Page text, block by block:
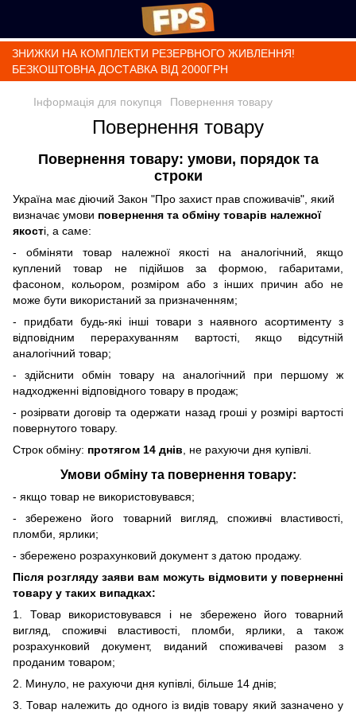
ЗНИЖКИ НА КОМПЛЕКТИ РЕЗЕРВНОГО ЖИВЛЕННЯ!
БЕЗКОШТОВНА ДОСТАВКА ВІД 2000ГРН
Інформація для покупця Повернення товару
Повернення товару
Повернення товару: умови, порядок та
строки
Україна має діючий Закон "Про захист прав споживачів", який
визначає умови повернення та обміну товарів належної
якості, а саме:
- обміняти товар належної якості на аналогічний, якщо
куплений товар не підійшов за формою, габаритами,
фасоном, кольором, розміром або з інших причин або не
може бути використаний за призначенням;
- придбати будь-які інші товари з наявного асортименту з
відповідним перерахуванням вартості, якщо відсутній
аналогічний товар;
- здійснити обмін товару на аналогічний при першому ж
надходженні відповідного товару в продаж;
- розірвати договір та одержати назад гроші у розмірі вартості
повернутого товару.
Строк обміну: протягом 14 днів, не рахуючи дня купівлі.
Умови обміну та повернення товару:
- якщо товар не використовувався;
- збережено його товарний вигляд, споживчі властивості,
пломби, ярлики;
- збережено розрахунковий документ з датою продажу.
Після розгляду заяви вам можуть відмовити у поверненні
товару у таких випадках:
1. Товар використовувався і не збережено його товарний
вигляд, споживчі властивості, пломби, ярлики, а також
розрахунковий документ, виданий споживачеві разом з
проданим товаром;
2. Минуло, не рахуючи дня купівлі, більше 14 днів;
3. Товар належить до одного із видів товару який зазначено у